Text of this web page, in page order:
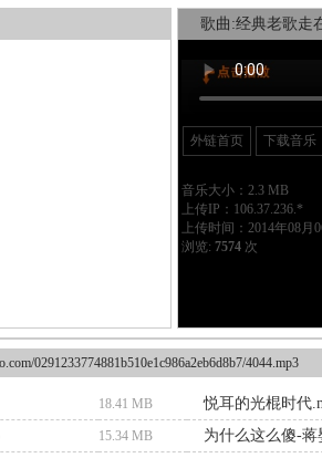
歌曲:经典老歌走
外链首页 下载音乐
音乐大小：2.3 MB
上传IP：106.37.236.*
上传时间：2014年08月
浏览: 7574次
0291233774881b510e1c986a2eb6d8b7/4044.mp3
18.41 MB
悦耳的光棍时代
15.34 MB
为什么这么傻-蒋